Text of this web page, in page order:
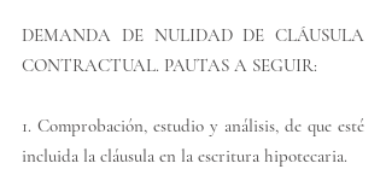
DEMANDA DE NULIDAD DE CLÁUSULA
CONTRACTUAL. PAUTAS A SEGUIR:
1. Comprobación, estudio y análisis, de que esté
incluida la cláusula en la escritura hipotecaria.